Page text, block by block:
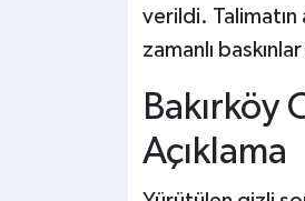
verildi.
zamanlı
Bakırköy
Açıklama